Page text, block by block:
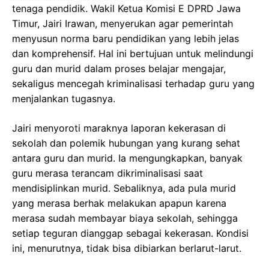
tenaga pendidik. Wakil Ketua Komisi E DPRD Jawa
Timur, Jairi Irawan, menyerukan agar pemerintah
menyusun norma baru pendidikan yang lebih jelas
dan komprehensif. Hal ini bertujuan untuk melindungi
guru dan murid dalam proses belajar mengajar,
sekaligus mencegah kriminalisasi terhadap guru yang
menjalankan tugasnya.
Jairi menyoroti maraknya laporan kekerasan di
sekolah dan polemik hubungan yang kurang sehat
antara guru dan murid. Ia mengungkapkan, banyak
guru merasa terancam dikriminalisasi saat
mendisiplinkan murid. Sebaliknya, ada pula murid
yang merasa berhak melakukan apapun karena
merasa sudah membayar biaya sekolah, sehingga
setiap teguran dianggap sebagai kekerasan. Kondisi
ini, menurutnya, tidak bisa dibiarkan berlarut-larut.